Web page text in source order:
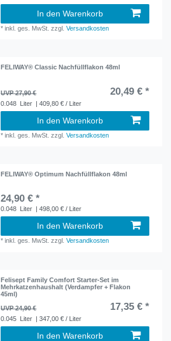
In den Warenkorb
*inkl. ges. MwSt. zzgl.Versandkosten
FELIWAY® Classic Nachfüllflakon 48ml
UVP 27,90 € 20,49 € *
0.048 Liter | 409,80 € / Liter
In den Warenkorb
*inkl. ges. MwSt. zzgl.Versandkosten
FELIWAY® Optimum Nachfüllflakon 48ml
24,90 € *
0.048 Liter | 498,00 € / Liter
In den Warenkorb
*inkl. ges. MwSt. zzgl.Versandkosten
Felisept Family Comfort Starter-Set im
Mehrkatzenhaushalt (Verdampfer + Flakon
45ml)
UVP 24,90 €
17,35 € *
0.045 Liter | 347,00 € / Liter
In den Warenkorb